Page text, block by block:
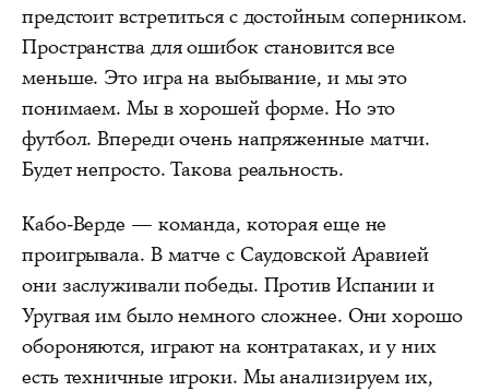
предстоит встретиться с достойным соперником.
Пространства для ошибок становится все
меньше. Это игра на выбывание, и мы это
понимаем. Мы в хорошей форме. Но это
футбол. Впереди очень напряженные матчи.
Будет непросто. Такова реальность.
Кабо-Верде — команда, которая еще не
проигрывала. В матче с Саудовской Аравией
они заслуживали победы. Против Испании и
Уругвая им было немного сложнее. Они хорошо
обороняются, играют на контратаках, и у них
есть техничные игроки. Мы анализируем их,